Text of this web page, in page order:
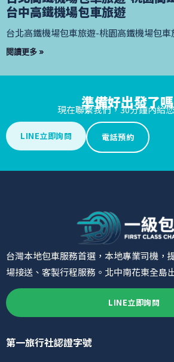
台中高鐵機場包車旅遊
台北高鐵機場包車旅遊-桃園高鐵機場包
閱讀更多 »
準備好出發了
現在聯繫我們，30分鐘內給
LINE立即詢問 電話預約
台灣本地包車服務首選，本地專業司機，
場接送、客製行程服務。北中南花東全島
LINE立即詢問
第一旅行社認證字號